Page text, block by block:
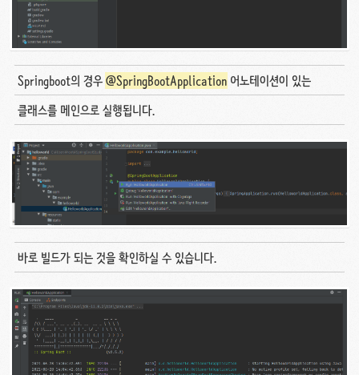
Springboot의 경우@SpringBootApplication 어노테이션이 있는
클래스를 메인으로 실행됩니다.
바로 빌드가 되는 것을 확인하실 수 있습니다.